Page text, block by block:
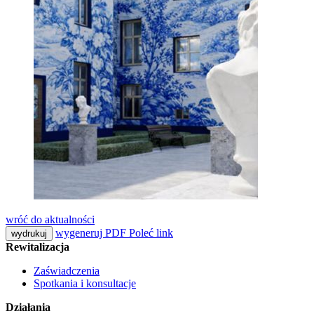
wróć do aktualności
wydrukuj wygeneruj PDF Poleć link
Rewitalizacja
Zaświadczenia
Spotkania i konsultacje
Działania